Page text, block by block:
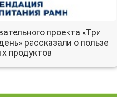
проекта «Три
рассказали о пользе
продуктов